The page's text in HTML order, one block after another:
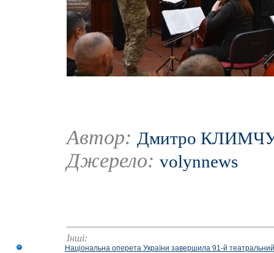
Автор: Дмитро
Джерело: volynnews
Інші:
Національна оперета України завершила 91-й